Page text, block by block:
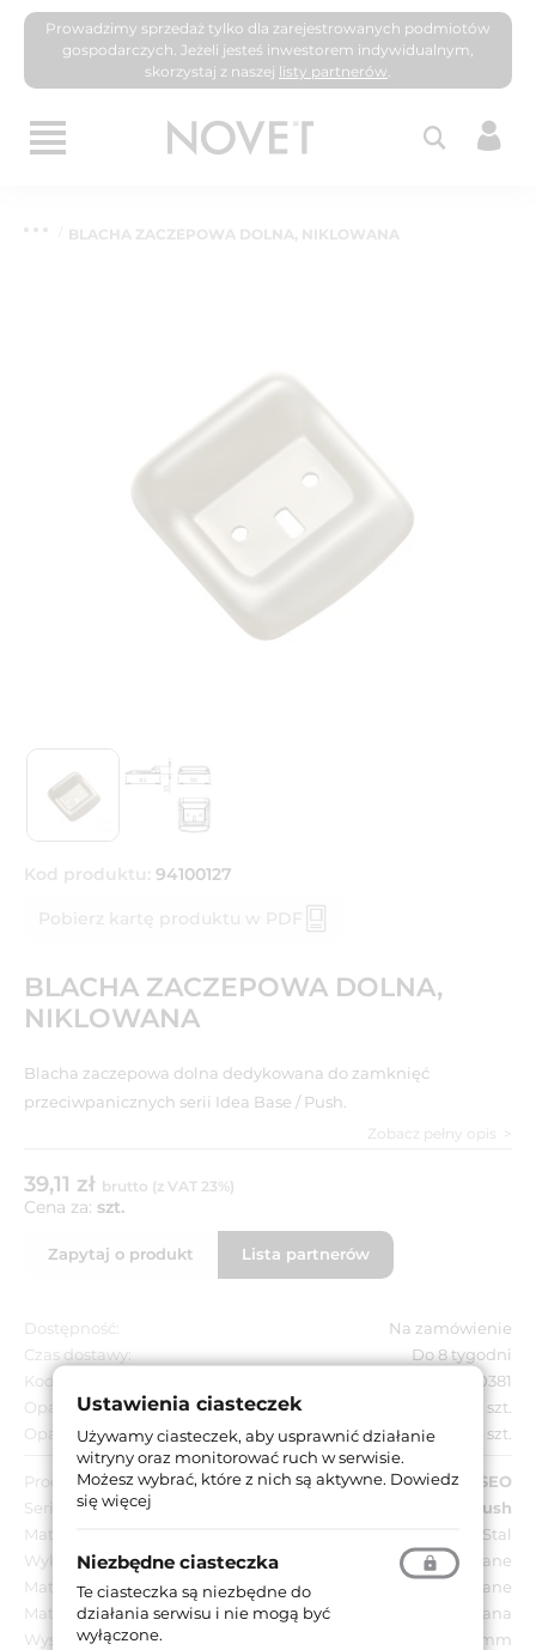
Prowadzimy sprzedaż tylko dla zarejestrowanych podmiotów
gospodarczych. Jeżeli jesteś inwestorem indywidualnym,
skorzystaj z naszej listy partnerów.
BLACHA ZACZEPOWA DOLNA, NIKLOWANA
Kod produktu: 94100127
Pobierz kartę produktu w PDF
BLACHA ZACZEPOWA DOLNA,
NIKLOWANA
Blacha zaczepowa dolna dedykowana do zamknięć
przeciwpanicznych serii Idea Base / Push.
Zobacz pełny opis
39,11 zł brutto (z VAT 23%)
Cena za: szt.
Zapytaj o produkt Lista partnerów
Dostępność:
Na zamówienie
Czas dostawy:
Do 8 tygodni
Kod EAN:
8020614230381
Opakowanie jednostkowe:
1 szt.
Opakowanie zbiorcze:
1 szt.
Producent:
ISEO
Seria:
Idea Push
Materiał:
Stal
Wykończenie:
Niklowane
Materiał drzwi:
Drewniane
Materiał ościeżnicy:
Drewniana
Wysokość:
61 mm
Ustawienia ciasteczek
Używamy ciasteczek, aby usprawnić działanie
witryny oraz monitorować ruch w serwisie.
Możesz wybrać, które z nich są aktywne. Dowiedz
się więcej
Niezbędne ciasteczka
Te ciasteczka są niezbędne do
działania serwisu i nie mogą być
wyłączone.